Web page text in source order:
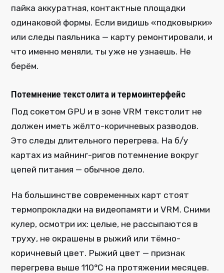
пайка аккуратная, контактные площадки
одинаковой формы. Если видишь «подковырки»
или следы паяльника — карту ремонтировали, и
что именно меняли, ты уже не узнаешь. Не
берём.
Потемнение текстолита и термоинтерфейс
Под сокетом GPU и в зоне VRM текстолит не
должен иметь жёлто-коричневых разводов.
Это следы длительного перегрева. На б/у
картах из майнинг-ригов потемнение вокруг
цепей питания — обычное дело.
На большинстве современных карт стоят
термопрокладки на видеопамяти и VRM. Сними
кулер, осмотри их: целые, не рассыпаются в
труху, не окрашены в рыжий или тёмно-
коричневый цвет. Рыжий цвет — признак
перегрева выше 110°C на протяжении месяцев.